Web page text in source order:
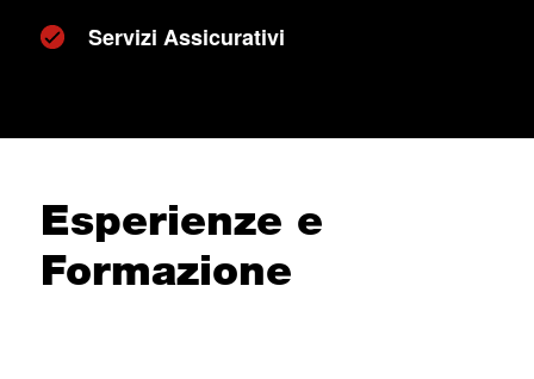
Servizi Assicurativi
Esperienze e
Formazione